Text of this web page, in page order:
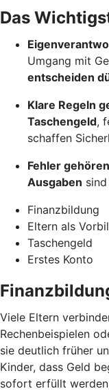
Das
Umgang mit
entscheiden
Klare Regeln
Taschengeld,
schaffen
Fehler
Ausgaben
Finanzbildung
Eltern als
Taschengeld
Erstes Konto
Viele Eltern
Rechenbeispielen
sie deutlich früher
Kinder, dass Geld
sofort erfüllt